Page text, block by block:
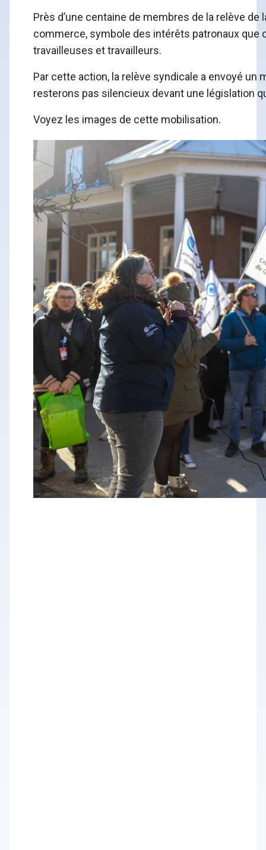
Près d’une centaine de membres de la relève
commerce, symbole des intérêts patronaux
travailleuses et travailleurs.
Par cette action, la relève syndicale a envoyé un
resterons pas silencieux devant une législation
Voyez les images de cette mobilisation.